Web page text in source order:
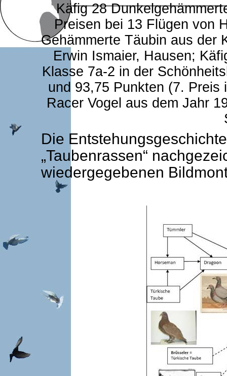
Käfig 28
Preisen bei 13 Flügen von
Gehämmerte Täubin aus der
Erwin Ismaier, Hausen;
Klasse 7a-2 in der
und 93,75 Punkten (7. Preis
Racer Vogel aus dem Jahr
Die
„Taubenrassen“
wiedergegebenen